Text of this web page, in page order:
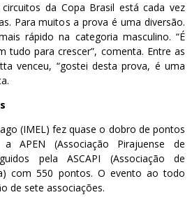
da Copa Brasil está cada vez
Para muitos a prova é uma diversão.
rápido na categoria masculino. “É
tudo para crescer”, comenta. Entre as
venceu, “gostei desta prova, é uma
(IMEL) fez quase o dobro de pontos
APEN (Associação Pirajuense de
pela ASCAPI (Associação de
com 550 pontos. O evento ao todo
de sete associações.